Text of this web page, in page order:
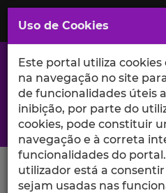
Saltar
para
Conteúdo
Principal
A excelência da investigação
Search Button
Uso de Cookies
Este portal utiliza
na navegação no site
de funcionalidades úteis
inibição, por parte do
cookies, pode constituir
navegação e à correta
funcionalidades do
utilizador está a
sejam usadas nas